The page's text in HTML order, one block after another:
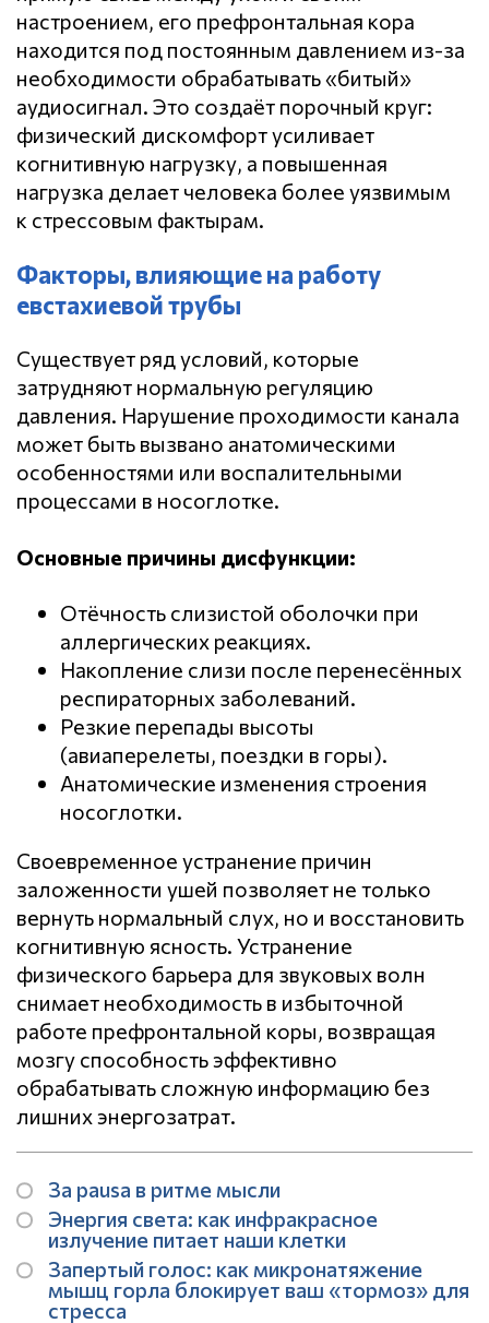
настроением, его префронтальная кора
находится под постоянным давлением из-за
необходимости обрабатывать «битый»
аудиосигнал. Это создаёт порочный круг:
физический дискомфорт усиливает
когнитивную нагрузку, а повышенная
нагрузка делает человека более уязвимым
к стрессовым фактырам.
Факторы, влияющие на работу
евстахиевой трубы
Существует ряд условий, которые
затрудняют нормальную регуляцию
давления. Нарушение проходимости канала
может быть вызвано анатомическими
особенностями или воспалительными
процессами в носоглотке.
Основные причины дисфункции:
Отёчность слизистой оболочки при
аллергических реакциях.
Накопление слизи после перенесённых
респираторных заболеваний.
Резкие перепады высоты
(авиаперелеты, поездки в горы).
Анатомические изменения строения
носоглотки.
Своевременное устранение причин
заложенности ушей позволяет не только
вернуть нормальный слух, но и восстановить
когнитивную ясность. Устранение
физического барьера для звуковых волн
снимает необходимость в избыточной
работе префронтальной коры, возвращая
мозгу способность эффективно
обрабатывать сложную информацию без
лишних энергозатрат.
За pausa в ритме мысли
Энергия света: как инфракрасное
излучение питает наши клетки
Запертый голос: как микронатяжение
мышц горла блокирует ваш «тормоз» для
стресса